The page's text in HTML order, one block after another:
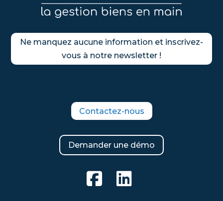
Ne manquez aucune information et inscrivez-
vous à notre newsletter !
Contactez-nous
Demander une démo